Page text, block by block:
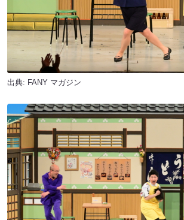
出典: FANY マガジン